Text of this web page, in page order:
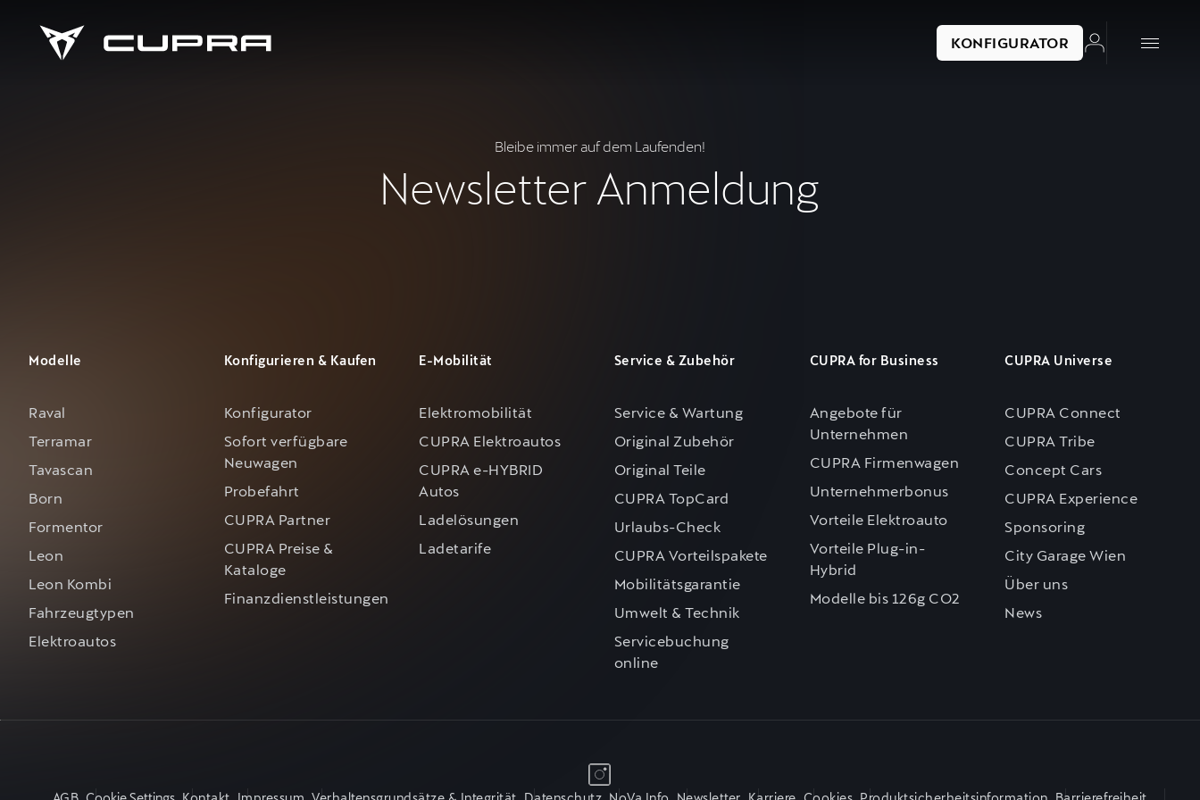
KONFIGURATOR
Bleibe immer auf dem Laufenden!
Newsletter Anmeldung
Modelle
Raval
Terramar
Tavascan
Born
Formentor
Leon
Leon Kombi
Fahrzeugtypen
Elektroautos
Konfigurieren & Kaufen
Konfigurator
Sofort verfügbare
Neuwagen
Probefahrt
CUPRA Partner
CUPRA Preise &
Kataloge
Finanzdienstleistungen
E-Mobilität
Elektromobilität
CUPRA Elektroautos
CUPRA e-HYBRID
Autos
Ladelösungen
Ladetarife
Service & Zubehör
Service & Wartung
Original Zubehör
Original Teile
CUPRA TopCard
Urlaubs-Check
CUPRA Vorteilspakete
Mobilitätsgarantie
Umwelt & Technik
Servicebuchung
online
CUPRA for Business
Angebote für
Unternehmen
CUPRA Firmenwagen
Unternehmerbonus
Vorteile Elektroauto
Vorteile Plug-in-
Hybrid
Modelle bis 126g CO2
CUPRA Universe
CUPRA Connect
CUPRA Tribe
Concept Cars
CUPRA Experience
Sponsoring
City Garage Wien
Über uns
News